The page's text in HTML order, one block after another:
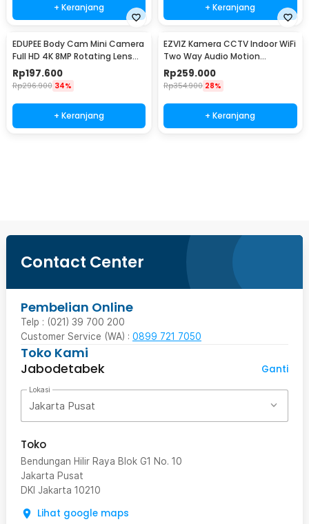
+ Keranjang + Keranjang
EDUPEE Body Cam Mini Camera
Full HD 4K 8MP Rotating Lens
600mAh without WiFi - ZC-M11
Rp197.600
Rp296.900 34%
+ Keranjang
EZVIZ Kamera CCTV Indoor WiFi
Two Way Audio Motion
Detection 2MP 1080P - H1C 2MP
Rp259.000
Rp354.900 28%
+ Keranjang
Contact Center
Pembelian Online
Telp : (021) 39 700 200
Customer Service (WA) : 0899 721 7050
Toko Kami
Jabodetabek
Ganti
Lokasi
Jakarta Pusat
Toko
Bendungan Hilir Raya Blok G1 No. 10
Jakarta Pusat
DKI Jakarta 10210
Lihat google maps